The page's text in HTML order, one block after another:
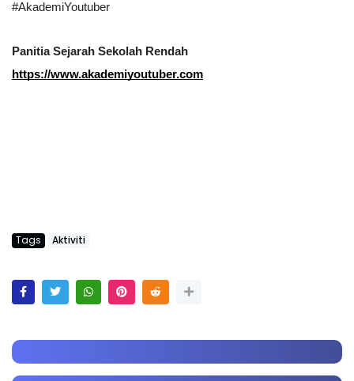
#AkademiYoutuber
Panitia Sejarah Sekolah Rendah
https://www.akademiyoutuber.com
Tags Aktiviti